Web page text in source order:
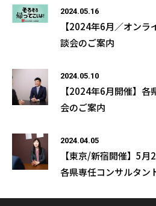
2024.05.16
【2024年6月／オン
談会のご案内
2024.05.10
【2024年6月開催】
会のご案内
2024.04.05
【東京/新宿開催】5
各県専任コンサルタン